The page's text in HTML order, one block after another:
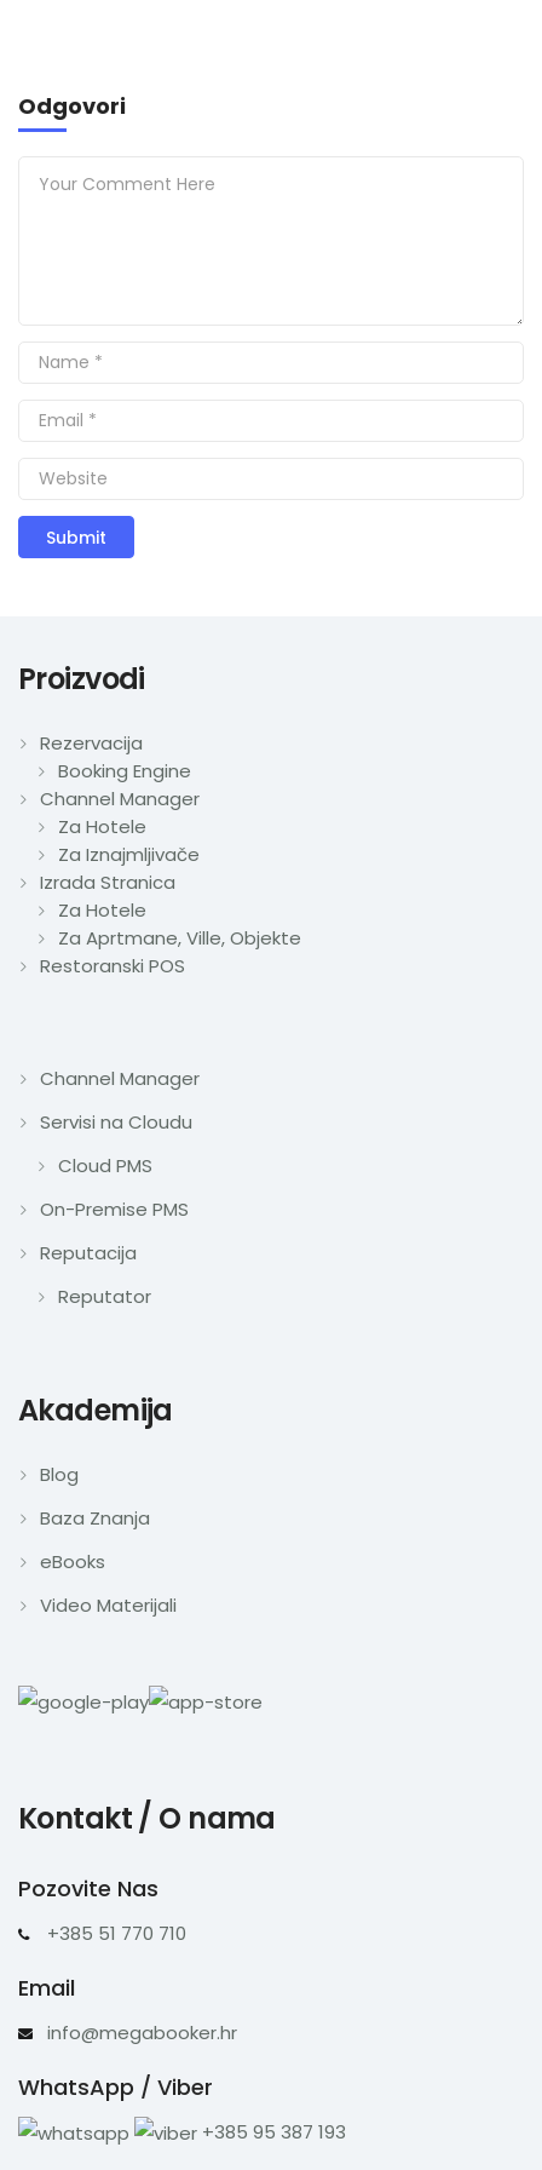
Odgovori
Proizvodi
Rezervacija
Booking Engine
Channel Manager
Za Hotele
Za Iznajmljivače
Izrada Stranica
Za Hotele
Za Aprtmane, Ville, Objekte
Restoranski POS
Channel Manager
Servisi na Cloudu
Cloud PMS
On-Premise PMS
Reputacija
Reputator
Akademija
Blog
Baza Znanja
eBooks
Video Materijali
Kontakt / O nama
Pozovite Nas
+385 51 770 710
Email
info@megabooker.hr
WhatsApp / Viber
+385 95 387 193